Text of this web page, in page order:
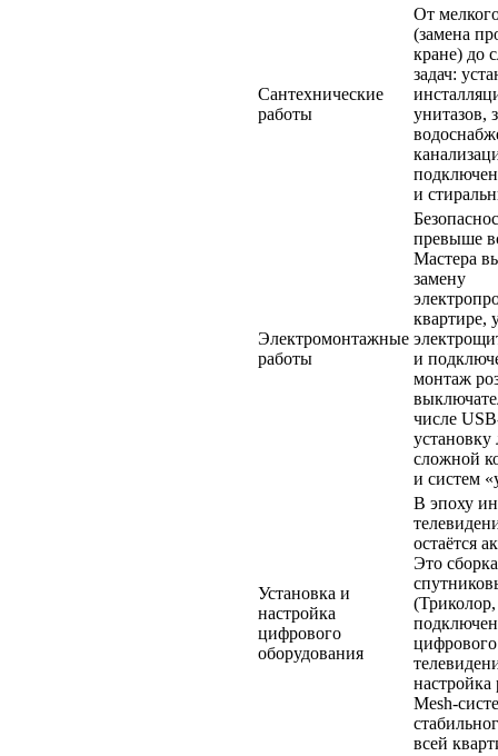
Сантехнические
работы
От
(замена
кране) до
задач:
унитазов,
и
Электромонтажные
работы
превыше
Мастера
замену
квартире,
и
монтаж
числе
установку
сложной
и систем
Установка и
настройка
цифрового
оборудования
В эпоху
остаётся
Это
настройка
Mesh-
всей